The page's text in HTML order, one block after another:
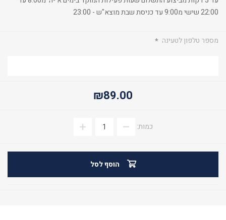
22:00 שישי מ9:00 עד כניסת שבת מוצא"ש - 23:00
מספר טלפון לטעינה *
₪89.00
כמות:
הוסף לסל